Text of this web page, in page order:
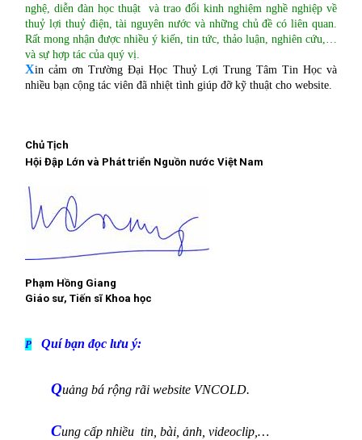
nghệ, diễn đàn học thuật và trao đổi kinh nghiệm nghề nghiệp về
thuỷ lợi thuỷ điện, tài nguyên nước và những chủ đề có liên quan.
Rất mong nhận được nhiều ý kiến, tin tức, thảo luận, nghiên cứu,…
và sự hợp tác của quý vị.
Xin cảm ơn Trường Đại Học Thuỷ Lợi Trung Tâm Tin Học và
nhiều bạn cộng tác viên đã nhiệt tình giúp đỡ kỹ thuật cho website.
Chủ Tịch
Hội Đập Lớn và Phát triển Nguồn nước Việt Nam
Phạm Hồng Giang
Giáo sư, Tiến sĩ Khoa học
P Quí bạn đọc lưu ý:
Quảng bá rộng rãi website VNCOLD.
Cung cấp nhiều tin, bài, ảnh, videoclip,…